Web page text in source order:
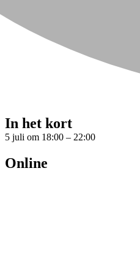
In het kort
5 juli om 18:00 – 22:00
Online